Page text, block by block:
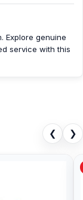
Explore genuine
service with this
❮ ❯